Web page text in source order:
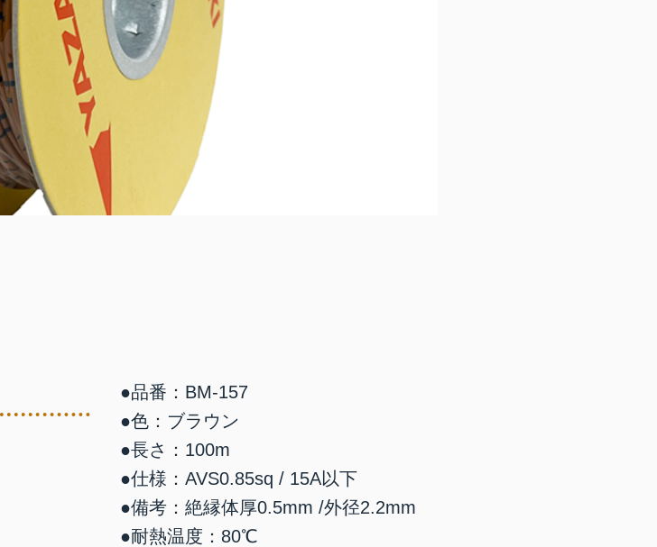
●品番：BM-157
●色：ブラウン
●長さ：100m
●仕様：AVS0.85sq / 15A以下
●備考：絶縁体厚0.5mm /外径2.2mm
●耐熱温度：80℃